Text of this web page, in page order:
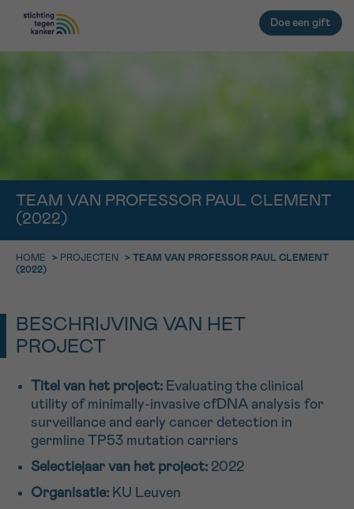
Doe een gift
TEAM VAN PROFESSOR PAUL CLEMENT
(2022)
HOME > PROJECTEN > TEAM VAN PROFESSOR PAUL CLEMENT
(2022)
BESCHRIJVING VAN HET
PROJECT
Titel van het project: Evaluating the clinical
utility of minimally-invasive cfDNA analysis for
surveillance and early cancer detection in
germline TP53 mutation carriers
Selectiejaar van het project: 2022
Organisatie: KU Leuven
NAAM
JE NIET ALLEEN
Professionele medewerkers beantwoorden je vragen
Contacteer ons gratis
Bel ons op 0800 15 802
ma-vrij 9u tot 18u
Via ons
Ik wil graag opgebeld worden
NAAM
VOORNAAM
Afspraak Vraag Gegevens Bevestiging
13h-16h
Verder